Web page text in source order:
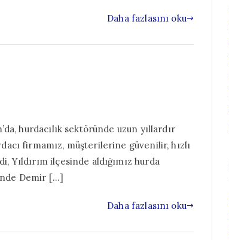
Daha fazlasını oku
hurdacılık sektöründe uzun yıllardır
firmamız, müşterilerine güvenilir, hızlı
ilçesinde aldığımız hurda
Demir […]
Daha fazlasını oku